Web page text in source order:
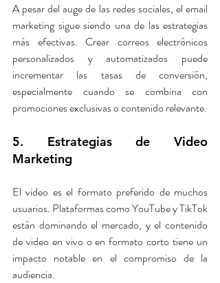
A pesar del auge de las redes sociales, el email
marketing sigue siendo una de las estrategias
más efectivas. Crear correos electrónicos
personalizados y automatizados puede
incrementar las tasas de conversión,
especialmente cuando se combina con
promociones exclusivas o contenido relevante.
5. Estrategias de Video
Marketing
El video es el formato preferido de muchos
usuarios. Plataformas como YouTube y TikTok
están dominando el mercado, y el contenido
de video en vivo o en formato corto tiene un
impacto notable en el compromiso de la
audiencia.